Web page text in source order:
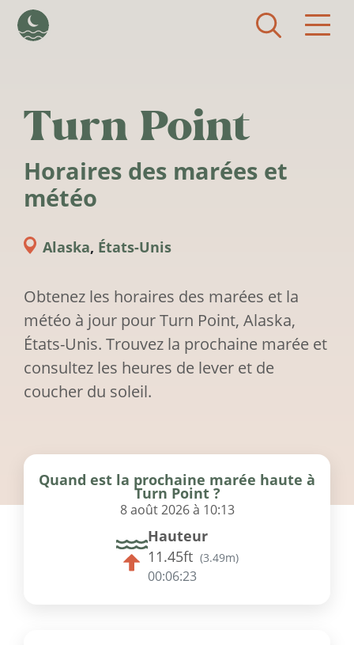
Turn Point
Horaires des marées et
météo
Alaska, États-Unis
Obtenez les horaires des marées et la
météo à jour pour Turn Point, Alaska,
États-Unis. Trouvez la prochaine marée et
consultez les heures de lever et de
coucher du soleil.
Quand est la prochaine marée haute à
Turn Point ?
8 août 2026 à 10:13
Hauteur
11.45ft (3.49m)
00:06:23